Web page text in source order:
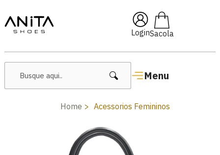
Login
Menu
🔥 Lançamentos Femininos
Home Acessorios Femininos